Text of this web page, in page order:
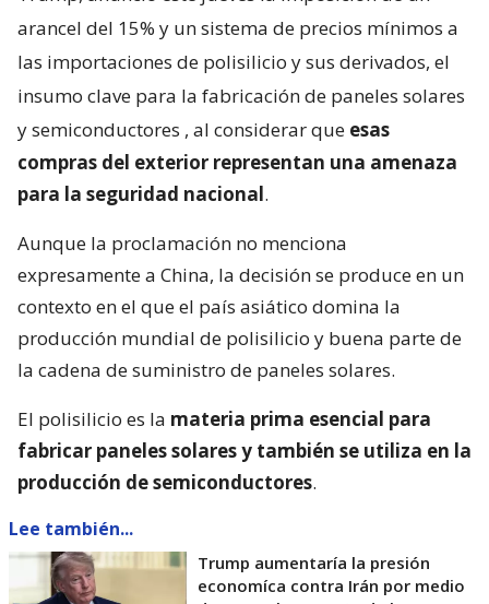
arancel del 15% y un sistema de precios mínimos a
las importaciones de polisilicio y sus derivados, el
insumo clave para la fabricación de paneles solares
y semiconductores , al considerar que esas
compras del exterior representan una amenaza
para la seguridad nacional.
Aunque la proclamación no menciona
expresamente a China, la decisión se produce en un
contexto en el que el país asiático domina la
producción mundial de polisilicio y buena parte de
la cadena de suministro de paneles solares.
El polisilicio es la materia prima esencial para
fabricar paneles solares y también se utiliza en la
producción de semiconductores.
Lee también...
Trump aumentaría la presión
economíca contra Irán por medio